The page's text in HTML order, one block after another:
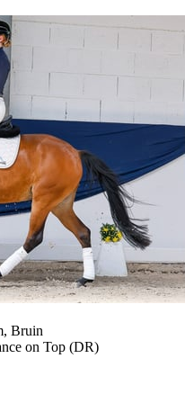
Bruin
on Top (DR)